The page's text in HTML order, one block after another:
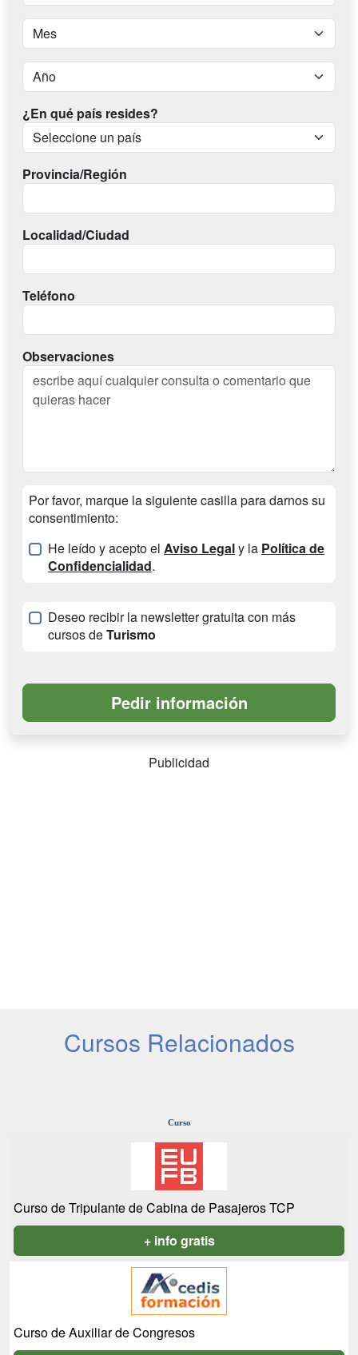
¿En qué país resides?
Provincia/Región
Localidad/Ciudad
Teléfono
Observaciones
Por favor, marque la siguiente casilla para darnos su
consentimiento:
He leído y acepto el Aviso Legaly la Política de
Confidencialidad.
Deseo recibir la newsletter gratuita con más
cursos deTurismo
Publicidad
Cursos Relacionados
Curso
Curso de Tripulante de Cabina de Pasajeros TCP
+ info gratis
Curso de Auxiliar de Congresos